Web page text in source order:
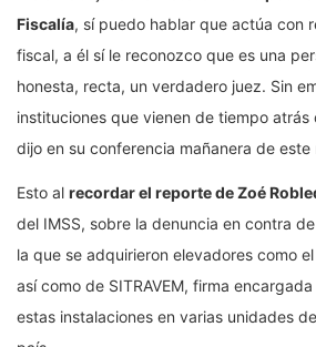
Fiscalía, sí puedo hablar que actúa con
fiscal, a él sí le reconozco que es una
honesta, recta, un verdadero juez. Sin
instituciones que vienen de tiempo atrás
dijo en su conferencia mañanera de este
Esto al recordar el reporte de Zoé
del IMSS, sobre la denuncia en contra
la que se adquirieron elevadores como
así como de SITRAVEM, firma
estas instalaciones en varias unidades